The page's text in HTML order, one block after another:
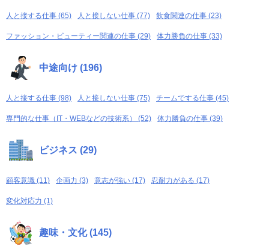
人と接する仕事 (65) 人と接しない仕事 (77) 飲食関連の仕事 (23)
ファッション・ビューティー関連の仕事 (29) 体力勝負の仕事 (33)
中途向け (196)
人と接する仕事 (98) 人と接しない仕事 (75) チームでする仕事 (45)
専門的な仕事（IT・WEBなどの技術系） (52) 体力勝負の仕事 (39)
ビジネス (29)
顧客意識 (11) 企画力 (3) 意志が強い (17) 忍耐力がある (17)
変化対応力 (1)
趣味・文化 (145)